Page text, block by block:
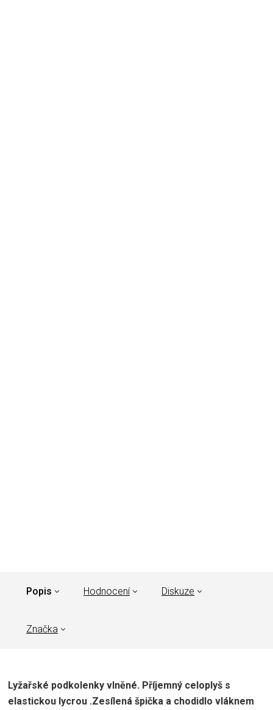
Popis Hodnocení Diskuze
Značka
Lyžařské podkolenky vlněné. Příjemný celoplyš s
elastickou lycrou .Zesílená špička a chodidlo vláknem